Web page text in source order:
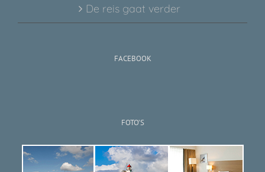
De reis gaat verder
FACEBOOK
FOTO’S